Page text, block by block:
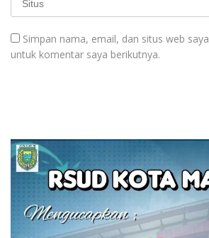
Simpan nama, email, dan situs web
untuk komentar saya berikutnya.